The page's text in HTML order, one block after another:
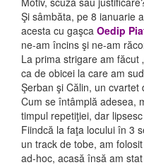
Şi sâmbăta, pe 8 ianuarie
acesta cu gaşca Oedip
ne-am încins şi ne-am
La prima strigare am făcut
ca de obicei la care am
Şerban şi Călin, un cvartet
Cum se întâmplă adesea,
timpul repetiţiei, dar
Fiindcă la faţa locului în 3
un track de tobe, am
ad-hoc, acasă însă am